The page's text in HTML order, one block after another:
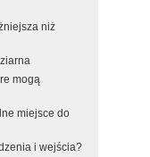
niż
mogą
miejsce do
i wejścia?